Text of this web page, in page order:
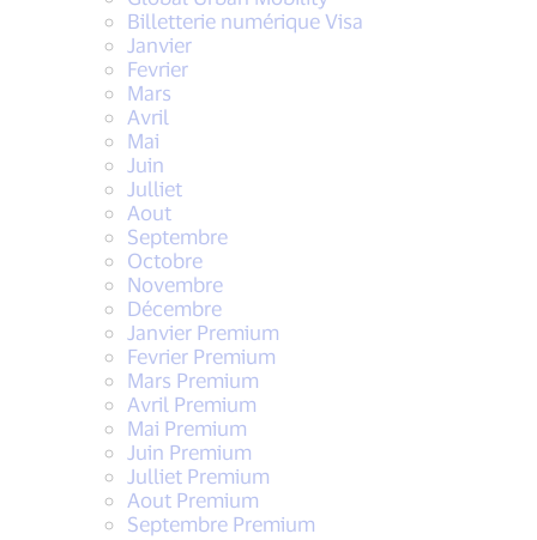
Billetterie numérique Visa
Janvier
Fevrier
Mars
Avril
Mai
Juin
Julliet
Aout
Septembre
Octobre
Novembre
Décembre
Janvier Premium
Fevrier Premium
Mars Premium
Avril Premium
Mai Premium
Juin Premium
Julliet Premium
Aout Premium
Septembre Premium